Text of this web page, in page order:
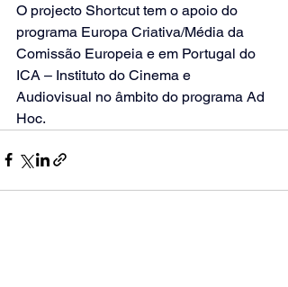
O projecto Shortcut tem o apoio do
programa Europa Criativa/Média da
Comissão Europeia e em Portugal do
ICA – Instituto do Cinema e
Audiovisual no âmbito do programa Ad
Hoc.